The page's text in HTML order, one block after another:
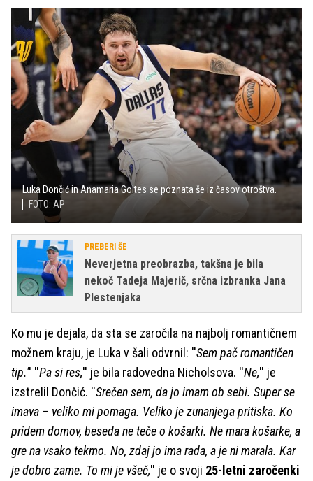
Luka Dončić in Anamaria Goltes se poznata še iz časov otroštva.
FOTO: AP
PREBERI ŠE
Neverjetna preobrazba, takšna je bila
nekoč Tadeja Majerič, srčna izbranka Jana
Plestenjaka
Ko mu je dejala, da sta se zaročila na najbolj romantičnem
možnem kraju, je Luka v šali odvrnil: ''Sem pač romantičen
tip.'' ''Pa si res,'' je bila radovedna Nicholsova. ''Ne,'' je
izstrelil Dončić. ''Srečen sem, da jo imam ob sebi. Super se
imava – veliko mi pomaga. Veliko je zunanjega pritiska. Ko
pridem domov, beseda ne teče o košarki. Ne mara košarke, a
gre na vsako tekmo. No, zdaj jo ima rada, a je ni marala. Kar
je dobro zame. To mi je všeč,'' je o svoji 25-letni zaročenki